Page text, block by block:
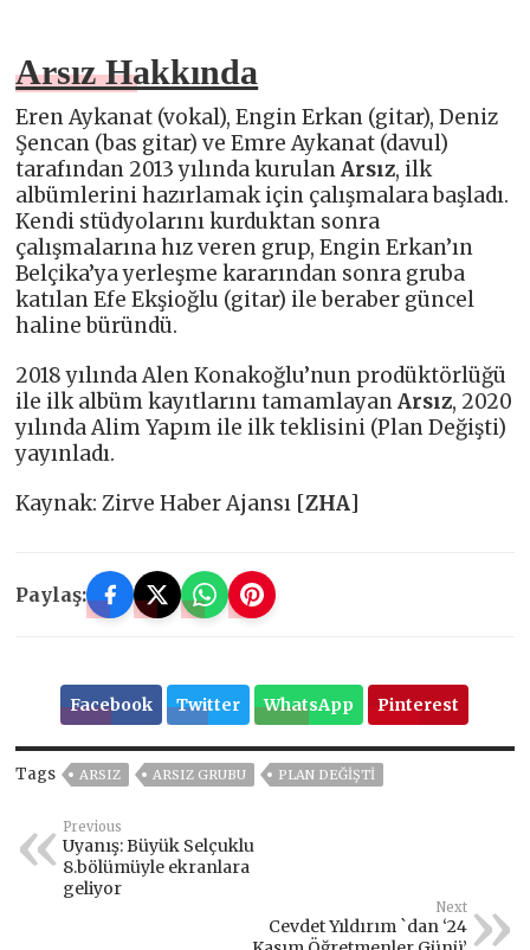
Arsız Hakkında
Eren Aykanat (vokal), Engin Erkan (gitar), Deniz
Şencan (bas gitar) ve Emre Aykanat (davul)
tarafından 2013 yılında kurulanArsız, ilk
albümlerini hazırlamak için çalışmalara başladı.
Kendi stüdyolarını kurduktan sonra
çalışmalarına hız veren grup, Engin Erkan’ın
Belçika’ya yerleşme kararından sonra gruba
katılan Efe Ekşioğlu (gitar) ile beraber güncel
haline büründü.
2018 yılında Alen Konakoğlu’nun prodüktörlüğü
ile ilk albüm kayıtlarını tamamlayanArsız, 2020
yılında Alim Yapım ile ilk teklisini (Plan Değişti)
yayınladı.
Kaynak: Zirve Haber Ajansı [ZHA]
Paylaş:
Facebook Twitter WhatsApp Pinterest
Tags ARSIZ ARSIZ GRUBU PLAN DEĞIŞTI
Previous
Uyanış: Büyük Selçuklu
8.bölümüyle ekranlara
geliyor
Next
Cevdet Yıldırım `dan ‘24